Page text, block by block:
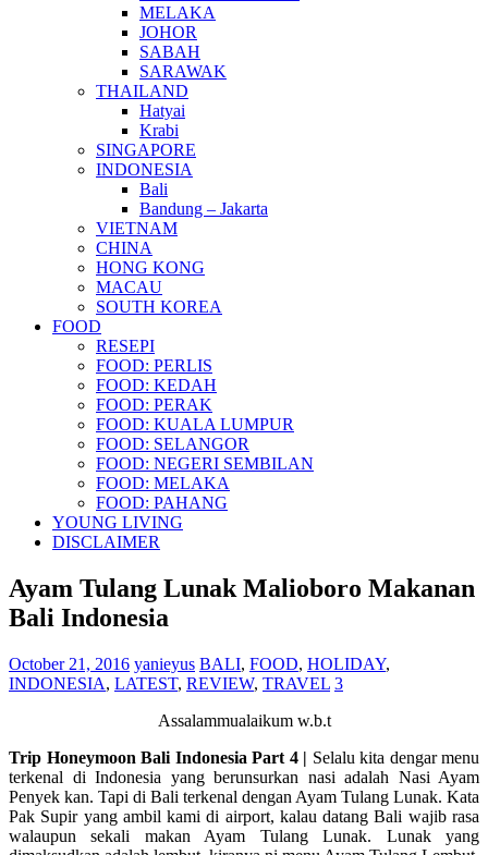
MELAKA
JOHOR
SABAH
SARAWAK
THAILAND
Hatyai
Krabi
SINGAPORE
INDONESIA
Bali
Bandung – Jakarta
VIETNAM
CHINA
HONG KONG
MACAU
SOUTH KOREA
FOOD
RESEPI
FOOD: PERLIS
FOOD: KEDAH
FOOD: PERAK
FOOD: KUALA LUMPUR
FOOD: SELANGOR
FOOD: NEGERI SEMBILAN
FOOD: MELAKA
FOOD: PAHANG
YOUNG LIVING
DISCLAIMER
Ayam Tulang Lunak Malioboro Makanan
Bali Indonesia
October 21, 2016 yanieyus BALI, FOOD, HOLIDAY,
INDONESIA, LATEST, REVIEW, TRAVEL 3
Assalammualaikum w.b.t
Trip Honeymoon Bali Indonesia Part 4 | Selalu kita dengar menu
terkenal di Indonesia yang berunsurkan nasi adalah Nasi Ayam
Penyek kan. Tapi di Bali terkenal dengan Ayam Tulang Lunak. Kata
Pak Supir yang ambil kami di airport, kalau datang Bali wajib rasa
walaupun sekali makan Ayam Tulang Lunak. Lunak yang